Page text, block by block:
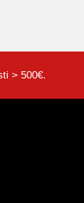
> 500€.